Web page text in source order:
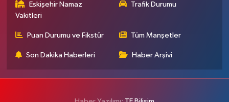
Eskişehir Namaz
Vakitleri
Trafik Durumu
Puan Durumu ve Fikstür Tüm Manşetler
Son Dakika Haberleri Haber Arşivi